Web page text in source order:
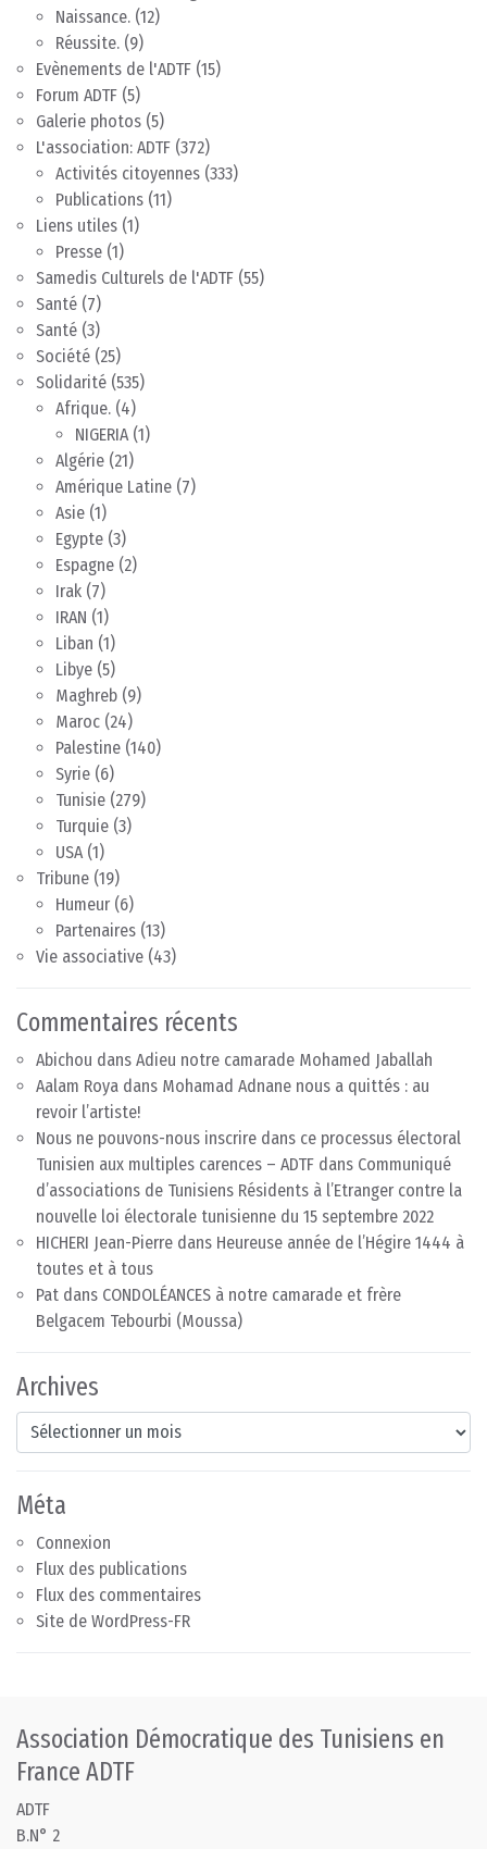
Naissance. (12)
Réussite. (9)
Evènements de l'ADTF (15)
Forum ADTF (5)
Galerie photos (5)
L'association: ADTF (372)
Activités citoyennes (333)
Publications (11)
Liens utiles (1)
Presse (1)
Samedis Culturels de l'ADTF (55)
Santé (7)
Santé (3)
Société (25)
Solidarité (535)
Afrique. (4)
NIGERIA(1)
Algérie (21)
Amérique Latine (7)
Asie (1)
Egypte (3)
Espagne (2)
Irak (7)
IRAN (1)
Liban (1)
Libye (5)
Maghreb (9)
Maroc (24)
Palestine (140)
Syrie (6)
Tunisie (279)
Turquie (3)
USA(1)
Tribune (19)
Humeur (6)
Partenaires (13)
Vie associative (43)
Commentaires récents
Abichou dans Adieu notre camarade Mohamed Jaballah
Aalam Roya dans Mohamad Adnane nous a quittés : au
revoir l’artiste!
Nous ne pouvons-nous inscrire dans ce processus électoral
Tunisien aux multiples carences – ADTF dans Communiqué
d’associations de Tunisiens Résidents à l’Etranger contre la
nouvelle loi électorale tunisienne du 15 septembre 2022
HICHERI Jean-Pierre dans Heureuse année de l’Hégire 1444 à
toutes et à tous
Pat dans CONDOLÉANCES à notre camarade et frère
Belgacem Tebourbi (Moussa)
Archives
Archives
Méta
Connexion
Flux des publications
Flux des commentaires
Site de WordPress-FR
Association Démocratique des Tunisiens en
France ADTF
ADTF
B.N° 2